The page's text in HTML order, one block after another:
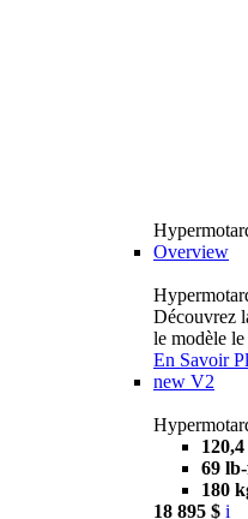
Overview
Découvrez
le modèle
En Savoir
new V2
69
180
18 895 $ i